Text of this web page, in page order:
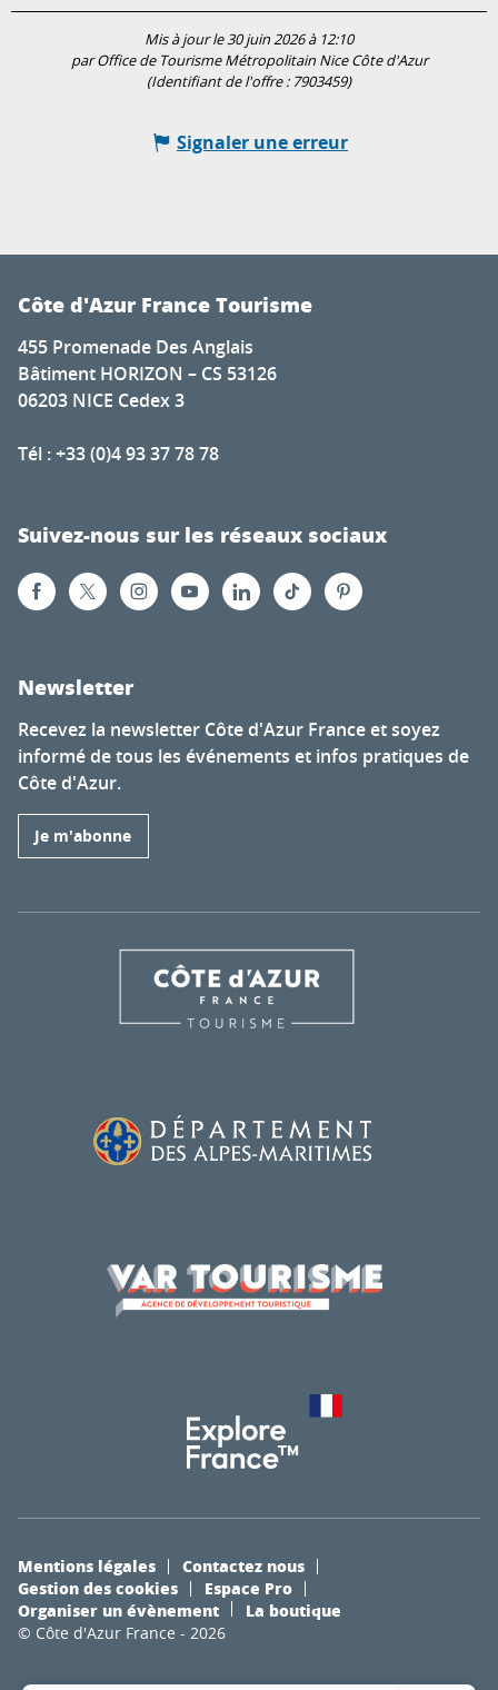
Mis à jour le 30 juin 2026 à 12:10
par Office de Tourisme Métropolitain Nice Côte d'Azur
(Identifiant de l'offre : 7903459)
Signaler une erreur
Côte d'Azur France Tourisme
455 Promenade Des Anglais
Bâtiment HORIZON – CS 53126
06203 NICE Cedex 3
Tél : +33 (0)4 93 37 78 78
Suivez-nous sur les réseaux sociaux
Newsletter
Recevez la newsletter Côte d'Azur France et soyez
informé de tous les événements et infos pratiques de
Côte d'Azur.
Je m'abonne
© Côte d'Azur France - 2026
Mentions légales
Contactez nous
Gestion des cookies
Espace Pro
Organiser un évènement
La boutique